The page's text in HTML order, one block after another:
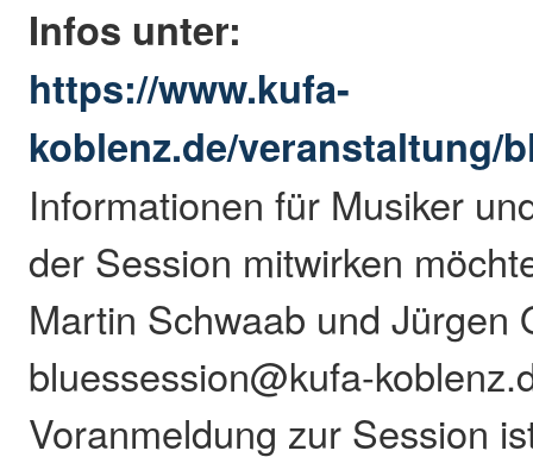
Infos unter:
https://www.kufa-
koblenz.de/veranstaltung/
Informationen für Musiker
der Session mitwirken
Martin Schwaab und Jürgen
bluessession@kufa-
Voranmeldung zur Session